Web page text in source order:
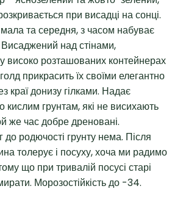
при висадці на сонці.
та середня, з часом набуває
над стінами,
високо розташованих контейнерах
прикрасить їх своїми елегантно
краї донизу гілками. Надає
кислим грунтам, які не висихають
же час добре дреновані.
родючості грунту нема. Після
толерує і посуху, хоча ми радимо
що при тривалій посусі старі
Морозостійкість до -34.